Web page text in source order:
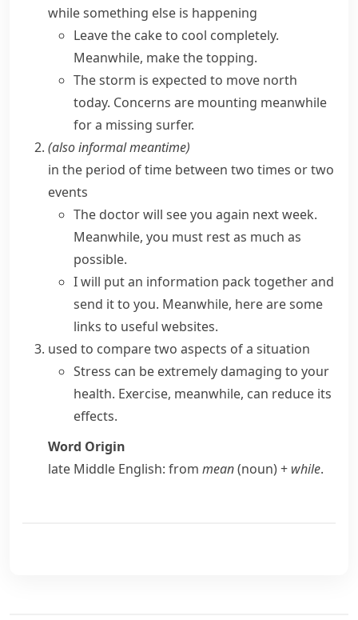
while something else is happening
Leave the cake to cool completely.
Meanwhile, make the topping.
The storm is expected to move north
today. Concerns are mounting meanwhile
for a missing surfer.
(alsoinformalmeantime)
in the period of time between two times or two
events
The doctor will see you again next week.
Meanwhile, you must rest as much as
possible.
I will put an information pack together and
send it to you. Meanwhile, here are some
links to useful websites.
used to compare two aspects of a situation
Stress can be extremely damaging to your
health. Exercise, meanwhile, can reduce its
effects.
Word Origin
late Middle English: from mean(noun) + while.